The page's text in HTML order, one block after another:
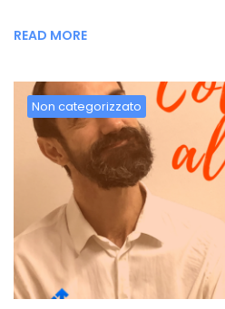
READ MORE
Non categorizzato